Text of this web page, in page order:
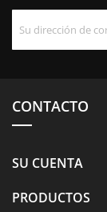
CONTACTO
SU CUENTA
PRODUCTOS